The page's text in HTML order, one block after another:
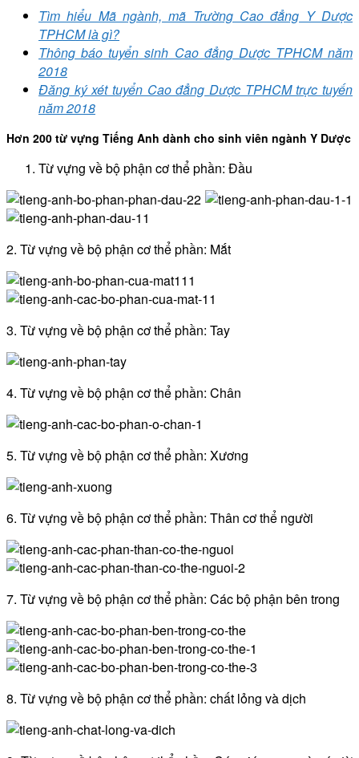
Tìm hiểu Mã ngành, mã Trường Cao đẳng Y Dược
TPHCM là gì?
Thông báo tuyển sinh Cao đẳng Dược TPHCM năm
2018
Đăng ký xét tuyển Cao đẳng Dược TPHCM trực tuyến
năm 2018
Hơn 200 từ vựng Tiếng Anh dành cho sinh viên ngành Y Dược
Từ vựng về bộ phận cơ thể phần: Đầu
2. Từ vựng về bộ phận cơ thể phần: Mắt
3. Từ vựng về bộ phận cơ thể phần: Tay
4. Từ vựng về bộ phận cơ thể phần: Chân
5. Từ vựng về bộ phận cơ thể phần: Xương
6. Từ vựng về bộ phận cơ thể phần: Thân cơ thể người
7. Từ vựng về bộ phận cơ thể phần: Các bộ phận bên trong
8. Từ vựng về bộ phận cơ thể phần: chất lỏng và dịch